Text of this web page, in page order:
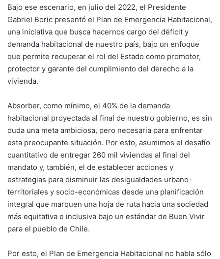
Bajo ese escenario, en julio del 2022, el Presidente
Gabriel Boric presentó el Plan de Emergencia Habitacional,
una iniciativa que busca hacernos cargo del déficit y
demanda habitacional de nuestro país, bajo un enfoque
que permite recuperar el rol del Estado como promotor,
protector y garante del cumplimiento del derecho a la
vivienda.
Absorber, como mínimo, el 40% de la demanda
habitacional proyectada al final de nuestro gobierno, es sin
duda una meta ambiciosa, pero necesaria para enfrentar
esta preocupante situación. Por esto, asumimos el desafío
cuantitativo de entregar 260 mil viviendas al final del
mandato y, también, el de establecer acciones y
estrategias para disminuir las desigualdades urbano-
territoriales y socio-económicas desde una planificación
integral que marquen una hoja de ruta hacia una sociedad
más equitativa e inclusiva bajo un estándar de Buen Vivir
para el pueblo de Chile.
Por esto, el Plan de Emergencia Habitacional no habla sólo